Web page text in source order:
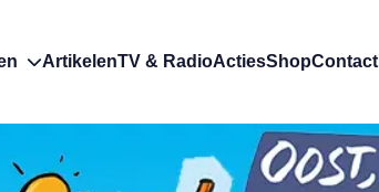
ArtikelenTV & RadioActiesShopContact